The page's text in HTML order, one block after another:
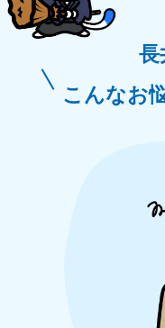
長
こんなお